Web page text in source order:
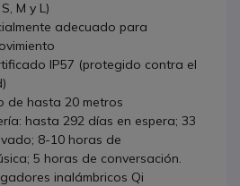
M y L)
adecuado para
IP57 (protegido contra el
de hasta 20 metros
hasta 292 días en espera; 33
8-10 horas de
5 horas de conversación.
inalámbricos Qi